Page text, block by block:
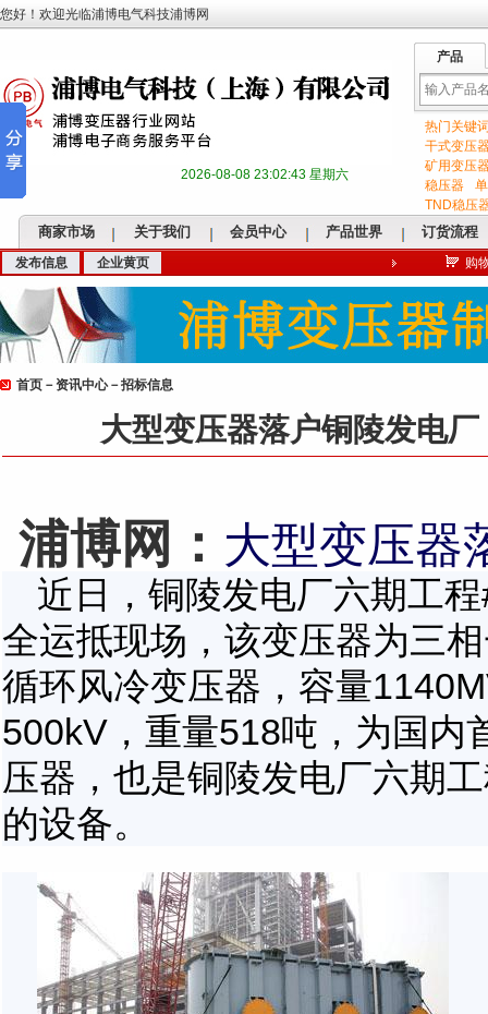
您好！欢迎光临浦博电气科技浦博网
2026-08-08 23:02:43 星期六
产品
输
键
词
热门关键
干式变压
矿用变压
稳压器
TND稳压
商家市场 关于我们 会员中心 产品世界 订货流程
发布信息 企业黄页 购
首页 － 资讯中心－招标信息
大型变压器落户铜陵发电厂
浦博网： 大型变压器
近日，铜陵发电厂六期工程
全运抵现场，该变压器为三
循环风冷变压器，容量
500kV ，重量518吨，为国内
压器，也是铜陵发电厂六期
的设备。